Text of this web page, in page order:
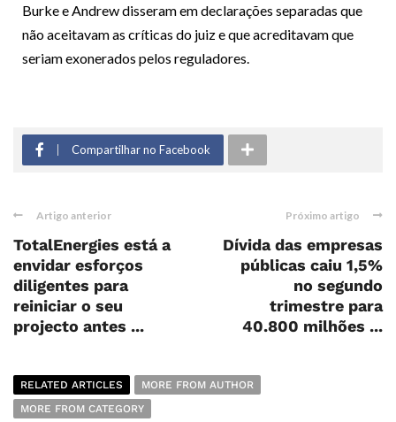
Burke e Andrew disseram em declarações separadas que
não aceitavam as críticas do juiz e que acreditavam que
seriam exonerados pelos reguladores.
Compartilhar no Facebook
Artigo anterior
TotalEnergies está a
envidar esforços
diligentes para
reiniciar o seu
projecto antes ...
Próximo artigo
Dívida das empresas
públicas caiu 1,5%
no segundo
trimestre para
40.800 milhões ...
RELATED ARTICLES
MORE FROM AUTHOR
MORE FROM CATEGORY